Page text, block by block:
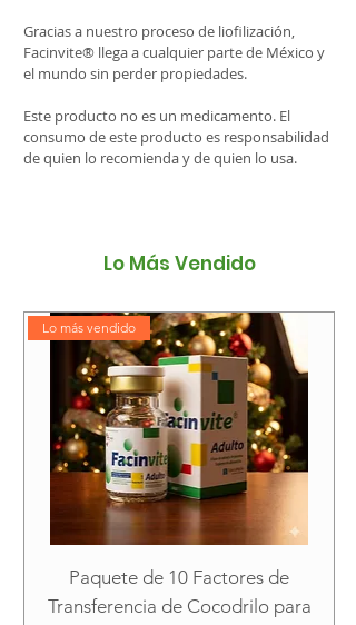
Gracias a nuestro proceso de liofilización,
Facinvite® llega a cualquier parte de México y
el mundo sin perder propiedades.
Este producto no es un medicamento. El
consumo de este producto es responsabilidad
de quien lo recomienda y de quien lo usa.
Lo Más Vendido
Lo más vendido
Paquete de 10 Factores de
Transferencia de Cocodrilo para